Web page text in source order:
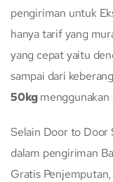
pengiriman untuk
hanya tarif yang
yang cepat yaitu
sampai dari
50kgmenggunakan
Selain Door to Door
dalam pengiriman
Gratis